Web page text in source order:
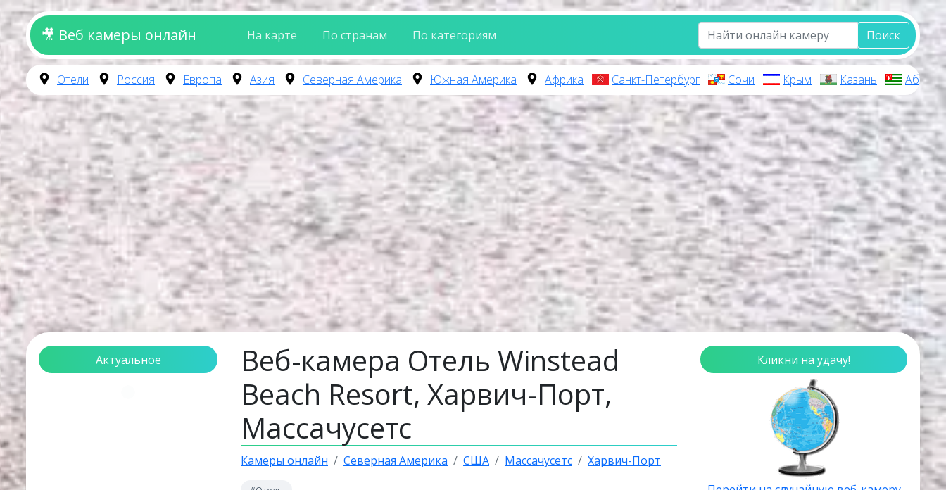
🎥 Веб камеры онлайн На карте По странам По категориям Поиск
Отели Россия Европа Азия Северная Америка Южная Америка Африка Санкт-Петербург Сочи Крым Казань
Актуальное
Веб-камера Отель Winstead
Beach Resort, Харвич-Порт,
Массачусетс
Камеры онлайн Северная Америка США Массачусетс Харвич-Порт
Кликни на удачу!